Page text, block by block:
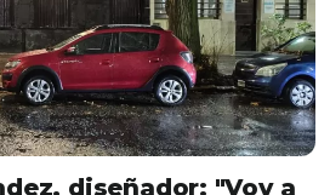
diseñador: "Voy a